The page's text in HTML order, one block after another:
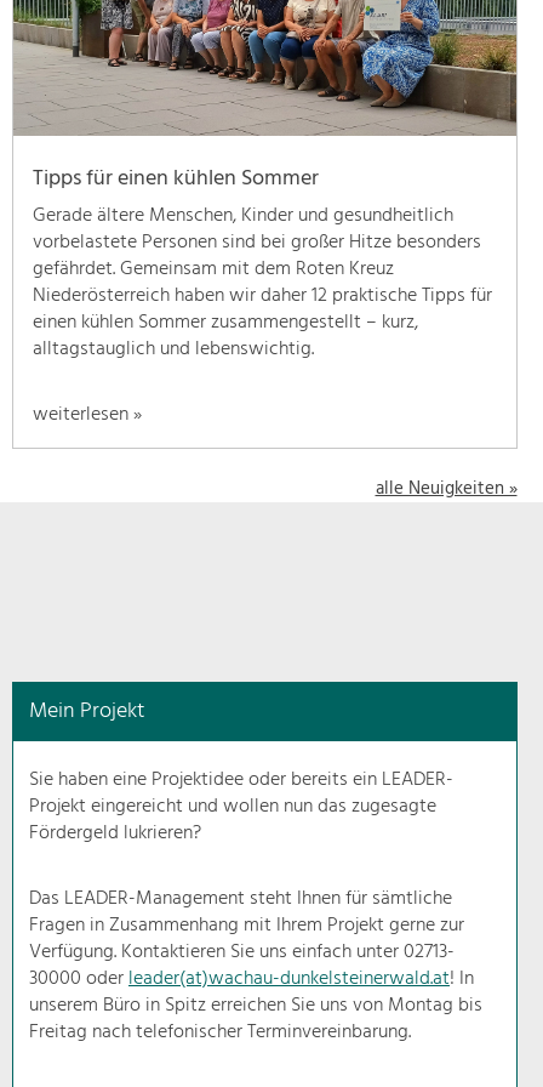
geben
wir
hier
eine
Übersicht
unsere
Themenschwerpunkte.
Für
mehr
Informationen
einfach
das
schon
Natur- &
Landschaftsschutz
Pflege, Regulierung und
Weiterentwicklung.
Ortsbild, Baukultur und nachhaltiges
Siedlungswesen.
Land- & Forstwirtschaft
Bewirtschaftung und Pflege der
Kulturlandschaft.
Tipps für einen kühlen Sommer
Gerade ältere Menschen, Kinder und gesundheitlich
vorbelastete Personen sind bei großer Hitze besonders
gefährdet. Gemeinsam mit dem Roten Kreuz
Niederösterreich haben wir daher 12 praktische Tipps für
einen kühlen Sommer zusammengestellt – kurz,
alltagstauglich und lebenswichtig.
weiterlesen »
alle Neuigkeiten »
Mein Projekt
Sie haben eine Projektidee oder bereits ein LEADER-
Projekt eingereicht und wollen nun das zugesagte
Fördergeld lukrieren?
Das LEADER-Management steht Ihnen für sämtliche
Fragen in Zusammenhang mit Ihrem Projekt gerne zur
Verfügung. Kontaktieren Sie uns einfach unter 02713-
30000 oderleader(at)wachau-dunkelsteinerwald.at! In
unserem Büro in Spitz erreichen Sie uns von Montag bis
Freitag nach telefonischer Terminvereinbarung.